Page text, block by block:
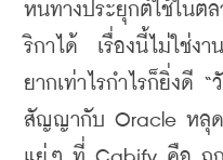
หนทางประยุกต์ใช้ในต
ริกาได้  เรื่องนี้ไม่ใช่ง
ยากเท่าไรกำไรก็ยิ่งดี
สัญญากับ Oracle หลุด